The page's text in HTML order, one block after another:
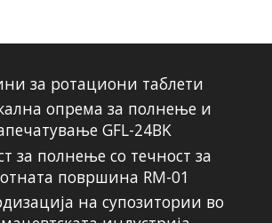
за ротациони таблети
опрема за полнење и
GFL-24BK
за полнење со течност за
површина RM-01
на супозитории во